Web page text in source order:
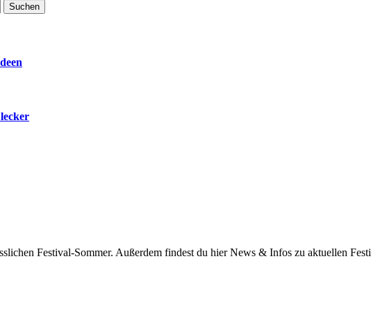
Festival-Sommer. Außerdem findest du hier News & Infos zu aktuellen